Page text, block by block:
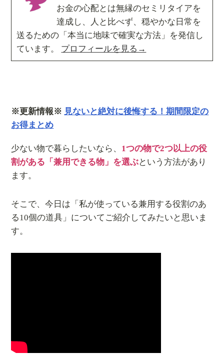
お金の心配とは無縁のセミリタイアを
達成し、人と比べず、穏やかな日常を
送るための「本当に地味で確実な方法」を発信し
ています。 プロフィールを見る→
※更新情報※ 見ないと絶対に後悔する！期間限定の
お得まとめ
少ない物で暮らしたいなら、 1つの物で2つ以上の役
割がある「兼用できる物」を選ぶという方法があり
ます。
そこで、今日は「私が使っている兼用する役割のあ
る10個の道具」についてご紹介してみたいと思いま
す。